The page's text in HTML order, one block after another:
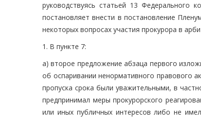
руководствуясь статьей 13 Федерального
постановляет внести в постановление
некоторых вопросах участия прокурора в
1. В пункте 7:
а) второе предложение абзаца первого
об оспаривании ненормативного правового
пропуска срока были уважительными, в
предпринимал меры прокурорского
или иных публичных интересов либо не